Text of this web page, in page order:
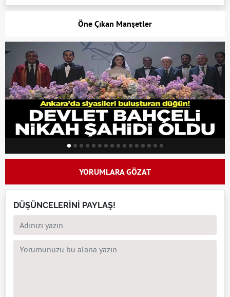
Öne Çıkan Manşetler
YORUMLARA GÖZAT
DÜŞÜNCELERİNİ PAYLAŞ!